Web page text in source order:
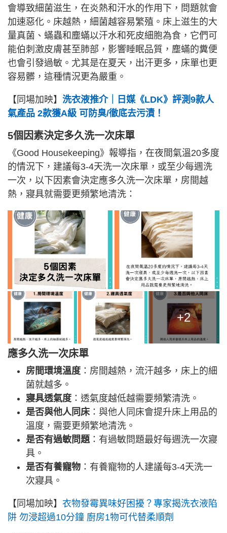
會導致細菌滋生，在炎熱和汗水的作用下，問題就會
加速惡化。床越熱，細菌越容易繁殖。床上滋生的大
量真菌、蟎蟲和塵蟎以汗水和死皮細胞為食，它們可
能伯刺激皮膚甚至肺部，影響睡眠品質，塵蟎的糞便
也會引發過敏。尤其是在夏天，出汗更多，床單也更
容易髒，這種情況更為嚴重。
【同場加映】 洗衣液推介｜日媒《LDK》評測9款人
氣產品 2款獲A級 可防臭/徹底去污漬！
5個因素決定多久洗一次床單
《Good Housekeeping》報導指，在夜間氣溫20多度
的情況下，建議每3-4天洗一次床單，或至少每週洗
一次，以下因素會決定應多久洗一次床單，房間越
熱，寢具就需要更頻繁地清洗：
+2
應多久洗一次床單
房間環境溫度 ：房間越熱，流汗越多，床上的細
菌就越多。
寢具透氣度 ：透氣度越低越需要頻繁清洗。
是否與他人同床：與他人同床會提升床上用品的
溫度，需要更頻繁地清洗。
是否有過敏問題：有過敏問題最好每週洗一次寢
具。
是否有養寵物 ：有養寵物的人建議每3-4天洗一
次寢具。
【同場加映】 衣物發霉異味好困擾？專家揭洗衣液陷
阱 勿浸超過10分鐘 廚房1物可代替柔順劑